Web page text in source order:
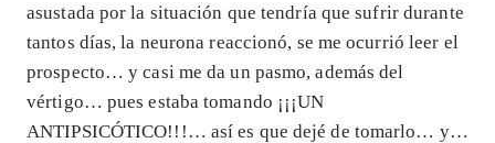
asustada por la situación que tendría que sufrir durante
tantos días, la neurona reaccionó, se me ocurrió leer el
prospecto… y casi me da un pasmo, además del
vértigo… pues estaba tomando ¡¡¡UN
ANTIPSICÓTICO!!!… así es que dejé de tomarlo… y…